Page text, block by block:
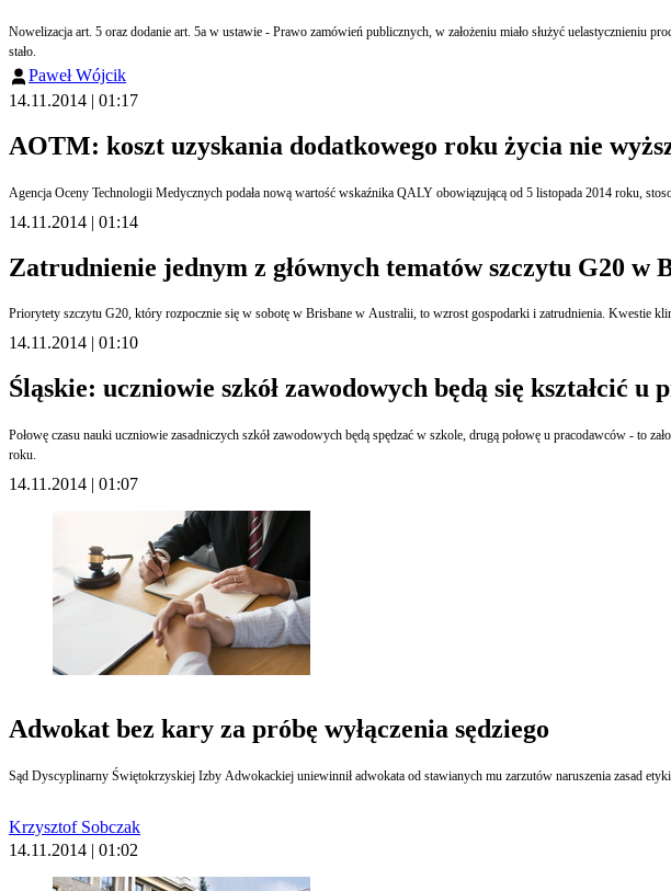
Nowelizacja art. 5 oraz dodanie art. 5a w ustawie - Prawo zamówień publicznych, w założeniu miało służyć uelastycznieniu
stało.
Paweł Wójcik
14.11.2014 | 01:17
AOTM: koszt uzyskania dodatkowego roku życia nie
14.11.2014 | 01:14
Zatrudnienie jednym z głównych tematów szczytu G20 w
Priorytety szczytu G20, który rozpocznie się w sobotę w Brisbane w Australii, to wzrost gospodarki i zatrudnienia. Kwestie
14.11.2014 | 01:10
Śląskie: uczniowie szkół zawodowych będą się kształcić u
Połowę czasu nauki uczniowie zasadniczych szkół zawodowych będą spędzać w szkole, drugą połowę u pracodawców -
roku.
14.11.2014 | 01:07
Adwokat bez kary za próbę wyłączenia sędziego
Krzysztof Sobczak
14.11.2014 | 01:02